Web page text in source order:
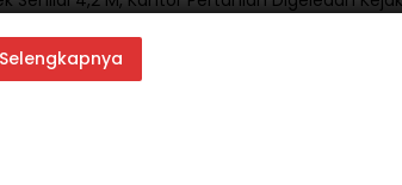
Selengkapnya